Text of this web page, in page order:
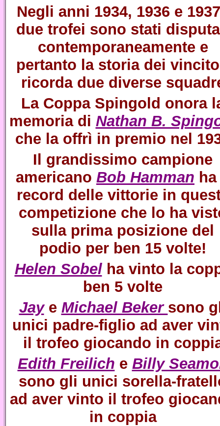
Negli anni 1934, 1936 e
due trofei sono stati
contemporaneamente e
pertanto la storia dei
ricorda due diverse
La Coppa Spingold onora
memoria di Nathan B.
che la offrì in premio nel
Il grandissimo campione
americano Bob Hamman
record delle vittorie in
competizione che lo ha
sulla prima posizione del
podio per ben 15 volte!
Helen Sobelha vinto la
ben 5 volte
Jaye Michael Beker sono
unici padre-figlio ad aver
il trofeo giocando in
Edith Freilich e Billy
sono gli unici sorella-
ad aver vinto il trofeo
in coppia